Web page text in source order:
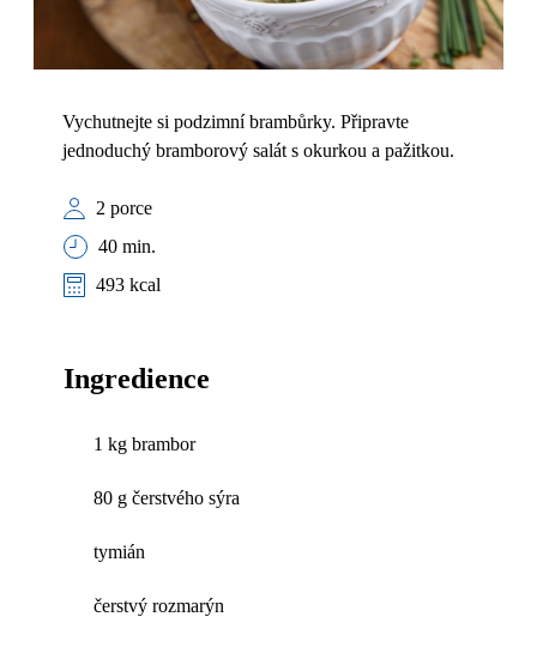
Vychutnejte si podzimní brambůrky. Připravte
jednoduchý bramborový salát s okurkou a pažitkou.
2 porce
40 min.
493 kcal
Ingredience
1 kg brambor
80 g čerstvého sýra
tymián
čerstvý rozmarýn